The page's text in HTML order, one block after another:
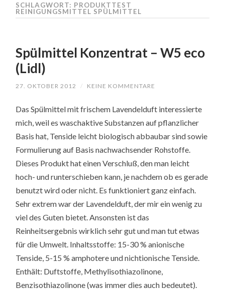
SCHLAGWORT: PRODUKTTEST
REINIGUNGSMITTEL SPÜLMITTEL
Spülmittel Konzentrat – W5 eco
(Lidl)
27. OKTOBER 2012 / KEINE KOMMENTARE
Das Spülmittel mit frischem Lavendelduft interessierte
mich, weil es waschaktive Substanzen auf pflanzlicher
Basis hat, Tenside leicht biologisch abbaubar sind sowie
Formulierung auf Basis nachwachsender Rohstoffe.
Dieses Produkt hat einen Verschluß, den man leicht
hoch- und runterschieben kann, je nachdem ob es gerade
benutzt wird oder nicht. Es funktioniert ganz einfach.
Sehr extrem war der Lavendelduft, der mir ein wenig zu
viel des Guten bietet. Ansonsten ist das
Reinheitsergebnis wirklich sehr gut und man tut etwas
für die Umwelt. Inhaltsstoffe: 15-30 % anionische
Tenside, 5-15 % amphotere und nichtionische Tenside.
Enthält: Duftstoffe, Methylisothiazolinone,
Benzisothiazolinone (was immer dies auch bedeutet).